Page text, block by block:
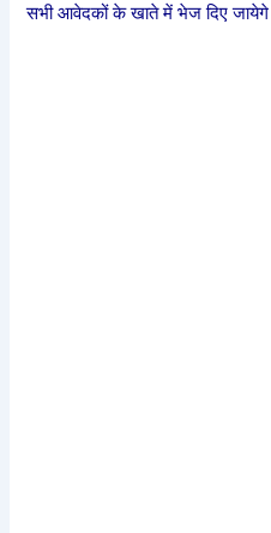
सभी आवेदकों के खाते में भेज दिए जायेगे |